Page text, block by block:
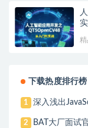
精
下载热度排行榜
1 深入浅出
2
BAT大厂面试